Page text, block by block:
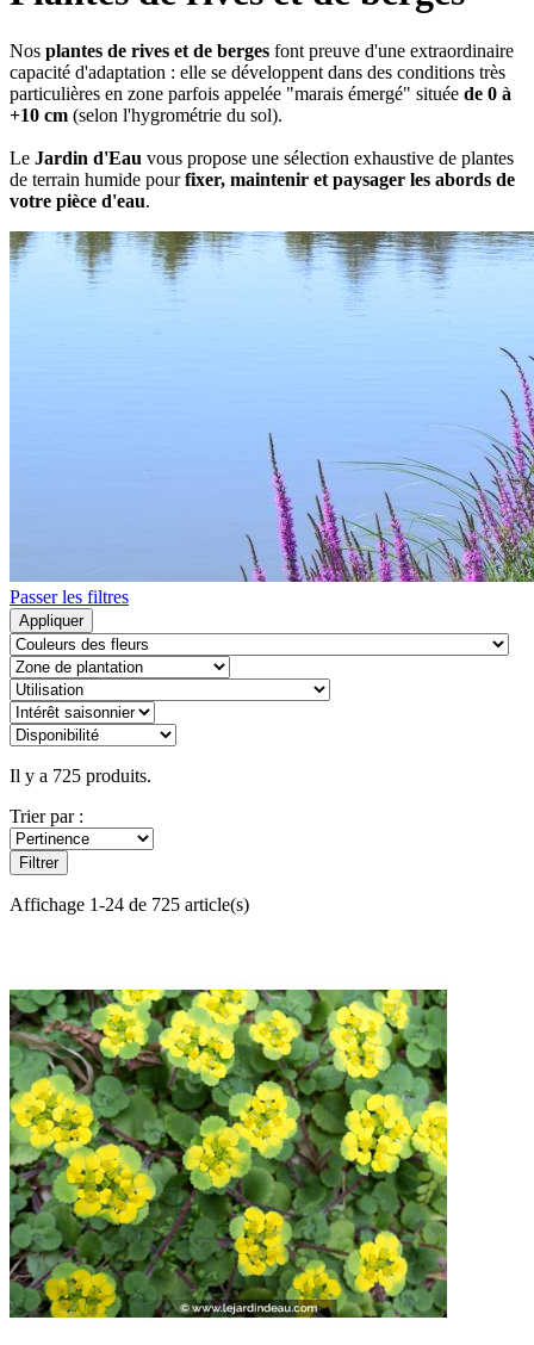
Nos plantes de rives et de berges font preuve d'une extraordinaire
capacité d'adaptation : elle se développent dans des conditions très
particulières en zone parfois appelée "marais émergé" située de 0 à
+10 cm (selon l'hygrométrie du sol).
Le Jardin d'Eau vous propose une sélection exhaustive de plantes
de terrain humide pourfixer, maintenir et paysager les abords de
votre pièce d'eau.
Passer les filtres
Appliquer
Il y a 725 produits.
Trier par :
Filtrer
Affichage 1-24 de 725 article(s)